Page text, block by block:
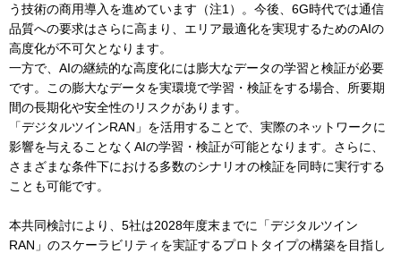
う技術の商用導入を進めています（注1）。今後、6G時代では通信
品質への要求はさらに高まり、エリア最適化を実現するためのAIの
高度化が不可欠となります。
一方で、AIの継続的な高度化には膨大なデータの学習と検証が必要
です。この膨大なデータを実環境で学習・検証をする場合、所要期
間の長期化や安全性のリスクがあります。
「デジタルツインRAN」を活用することで、実際のネットワークに
影響を与えることなくAIの学習・検証が可能となります。さらに、
さまざまな条件下における多数のシナリオの検証を同時に実行する
ことも可能です。
本共同検討により、5社は2028年度末までに「デジタルツイン
RAN」のスケーラビリティを実証するプロトタイプの構築を目指し